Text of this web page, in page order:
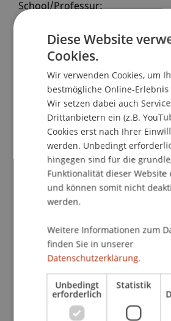
School/Professur:
Die Einhaltung sämtlicher
stellt viele
Herausforderungen.
ein Überblick über sämtliche
gewahrt, sondern auch ein
Zwecken von Geldwäscherei
Terrorismusfinanzierung
verhindert werden.
Doch auch die Erfordernisse an
Jahren rasant gestiegen und
Zukunft tun. Um damit Schritt
ist es unumgänglich,
vernetzte Kenntnisse zu
Da sich der
Diese Website
Cookies.
Wir verwenden Cookies, um
bestmögliche Online-
Wir setzen dabei auch
Drittanbietern ein (z.B.
Cookies erst nach Ihrer
werden. Unbedingt
hingegen sind für die
Funktionalität dieser
und können somit nicht
werden.
Weitere Informationen zum
finden Sie in unserer
Datenschutzerklärung.
Unbedingt
erforderlich
Statistik